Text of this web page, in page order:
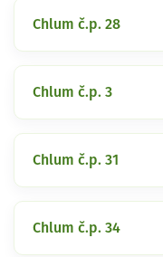
Chlum č.p. 28
Chlum č.p. 3
Chlum č.p. 31
Chlum č.p. 34